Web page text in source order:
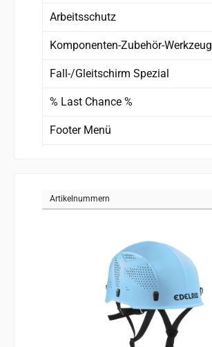
Arbeitsschutz
Komponenten-Zubehör-Werkzeug
Fall-/Gleitschirm Spezial
% Last Chance %
Footer Menü